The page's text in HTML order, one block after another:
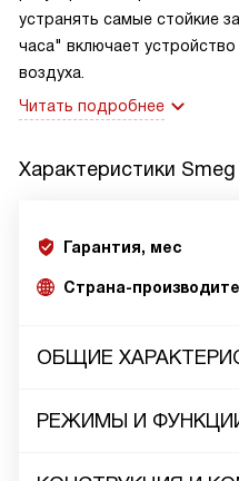
устранять самые стойкие
часа" включает
воздуха.
Читать подробнее
Характеристики Smeg
Гарантия, мес
Страна-
ОБЩИЕ
РЕЖИМЫ И